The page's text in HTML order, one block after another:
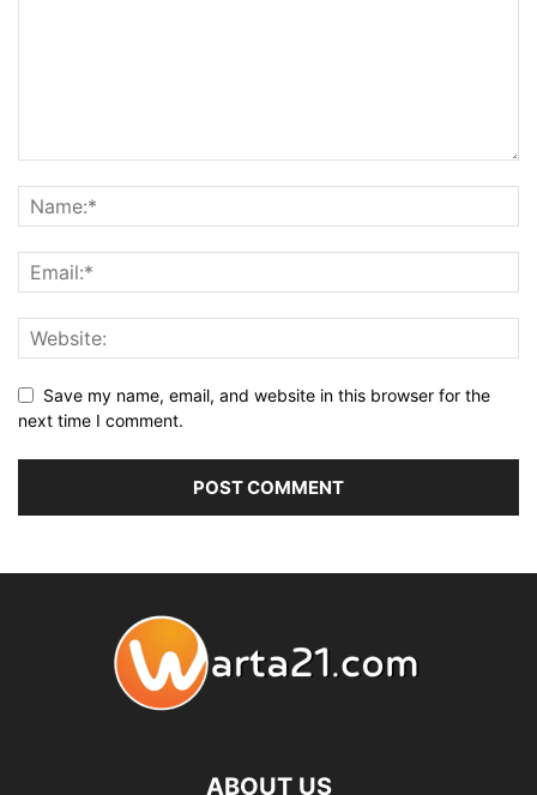
Save my name, email, and website in this browser for the
next time I comment.
ABOUT US